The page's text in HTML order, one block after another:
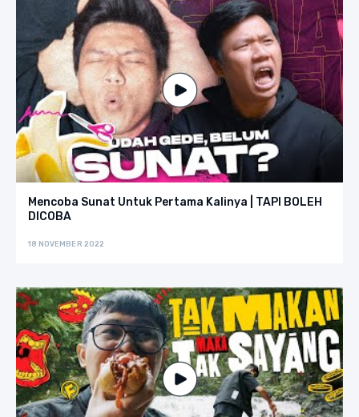
Mencoba Sunat Untuk Pertama Kalinya | TAPI BOLEH
DICOBA
18 NOVEMBER 2022